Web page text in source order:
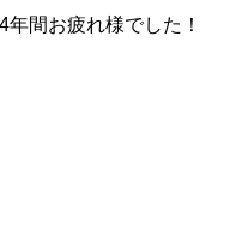
間お疲れ様でした！